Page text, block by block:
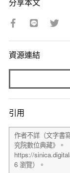
資源連結
引用